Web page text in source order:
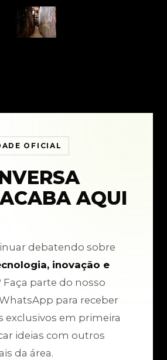
OFICIAL
AQUI
debatendo sobre
inovação e
Faça parte do nosso
para receber
exclusivos em primeira
ideias com outros
da área.